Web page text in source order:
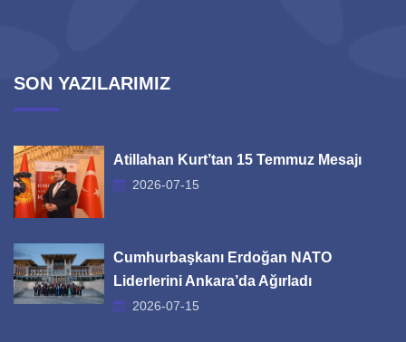
SON YAZILARIMIZ
Atillahan Kurt’tan 15 Temmuz Mesajı
2026-07-15
Cumhurbaşkanı Erdoğan NATO
Liderlerini Ankara’da Ağırladı
2026-07-15